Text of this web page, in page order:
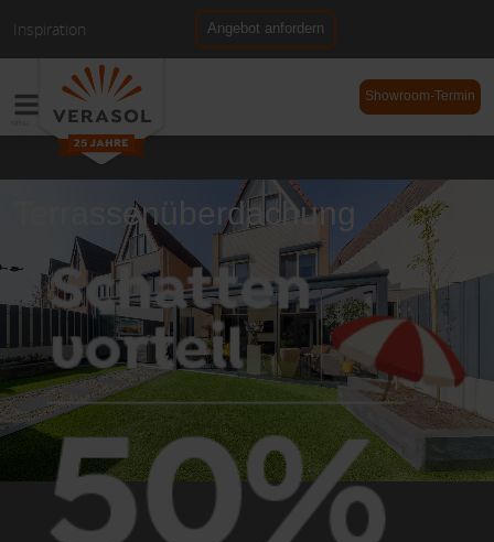
Inspiration Angebot anfordern
DE
Showroom-Termin
Terrassenüberdachung